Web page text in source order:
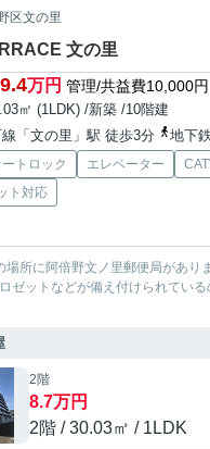
区文の里
文の里
9.4万円 管理/共益費10,000円
㎡ (1LDK) /新築 /10階建
「文の里」駅 徒歩3分
地下鉄御
ートロック エレベーター
ト対応
場所に阿倍野文ノ里郵便局があり
ゼットなどが備え付けられている
2階
8.7万円
2階 / 30.03㎡ / 1LDK